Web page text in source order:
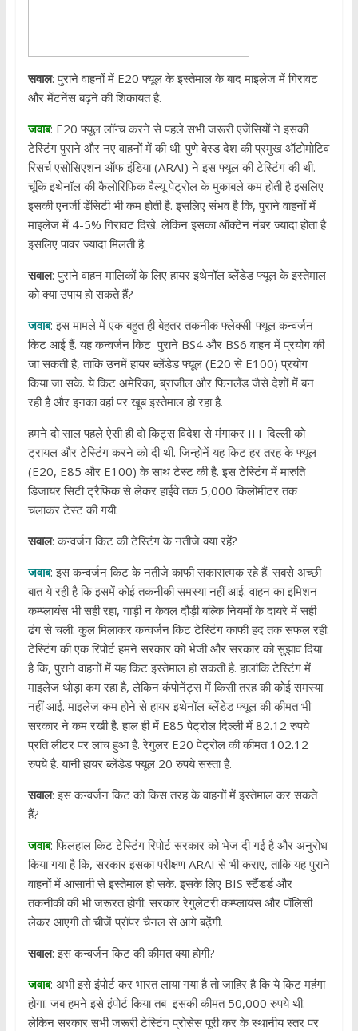
सवाल: पुराने वाहनों में E20 फ्यूल के इस्तेमाल के बाद माइलेज में गिरावट
और मेंटनेंस बढ़ने की शिकायत है.
जवाब: E20 फ्यूल लॉन्च करने से पहले सभी जरूरी एजेंसियों ने इसकी
टेस्टिंग पुराने और नए वाहनों में की थी. पुणे बेस्ड देश की प्रमुख ऑटोमोटिव
रिसर्च एसोसिएशन ऑफ इंडिया (ARAI) ने इस फ्यूल की टेस्टिंग की थी.
चूंकि इथेनॉल की कैलोरिफिक वैल्यू पेट्रोल के मुकाबले कम होती है इसलिए
इसकी एनर्जी डेंसिटी भी कम होती है. इसलिए संभव है कि, पुराने वाहनों में
माइलेज में 4-5% गिरावट दिखे. लेकिन इसका ऑक्टेन नंबर ज्यादा होता है
इसलिए पावर ज्यादा मिलती है.
सवाल: पुराने वाहन मालिकों के लिए हायर इथेनॉल ब्लेंडेड फ्यूल के इस्तेमाल
को क्या उपाय हो सकते हैं?
जवाब: इस मामले में एक बहुत ही बेहतर तकनीक फ्लेक्सी-फ्यूल कन्वर्जन
किट आई हैं. यह कन्वर्जन किट पुराने BS4 और BS6 वाहन में प्रयोग की
जा सकती है, ताकि उनमें हायर ब्लेंडेड फ्यूल (E20 से E100) प्रयोग
किया जा सके. ये किट अमेरिका, ब्राजील और फिनलैंड जैसे देशों में बन
रही है और इनका वहां पर खूब इस्तेमाल हो रहा है.
हमने दो साल पहले ऐसी ही दो किट्स विदेश से मंगाकर IIT दिल्ली को
ट्रायल और टेस्टिंग करने को दी थी. जिन्होनें यह किट हर तरह के फ्यूल
(E20, E85 और E100) के साथ टेस्ट की है. इस टेस्टिंग में मारुति
डिजायर सिटी ट्रैफिक से लेकर हाईवे तक 5,000 किलोमीटर तक
चलाकर टेस्ट की गयी.
सवाल: कन्वर्जन किट की टेस्टिंग के नतीजे क्या रहें?
जवाब: इस कन्वर्जन किट के नतीजे काफी सकारात्मक रहे हैं. सबसे अच्छी
बात ये रही है कि इसमें कोई तकनीकी समस्या नहीं आई. वाहन का इमिशन
कम्प्लायंस भी सही रहा, गाड़ी न केवल दौड़ी बल्कि नियमों के दायरे में सही
ढंग से चली. कुल मिलाकर कन्वर्जन किट टेस्टिंग काफी हद तक सफल रही.
टेस्टिंग की एक रिपोर्ट हमने सरकार को भेजी और सरकार को सुझाव दिया
है कि, पुराने वाहनों में यह किट इस्तेमाल हो सकती है. हालांकि टेस्टिंग में
माइलेज थोड़ा कम रहा है, लेकिन कंपोनेंट्स में किसी तरह की कोई समस्या
नहीं आई. माइलेज कम होने से हायर इथेनॉल ब्लेंडेड फ्यूल की कीमत भी
सरकार ने कम रखी है. हाल ही में E85 पेट्रोल दिल्ली में 82.12 रुपये
प्रति लीटर पर लांच हुआ है. रेगुलर E20 पेट्रोल की कीमत 102.12
रुपये है. यानी हायर ब्लेंडेड फ्यूल 20 रुपये सस्ता है.
सवाल: इस कन्वर्जन किट को किस तरह के वाहनों में इस्तेमाल कर सकते
हैं?
जवाब: फिलहाल किट टेस्टिंग रिपोर्ट सरकार को भेज दी गई है और अनुरोध
किया गया है कि, सरकार इसका परीक्षण ARAI से भी कराए, ताकि यह पुराने
वाहनों में आसानी से इस्तेमाल हो सके. इसके लिए BIS स्टैंडर्ड और
तकनीकी की भी जरूरत होगी. सरकार रेगुलेटरी कम्प्लायंस और पॉलिसी
लेकर आएगी तो चीजें प्रॉपर चैनल से आगे बढ़ेंगी.
सवाल: इस कन्वर्जन किट की कीमत क्या होगी?
जवाब: अभी इसे इंपोर्ट कर भारत लाया गया है तो जाहिर है कि ये किट महंगा
होगा. जब हमने इसे इंपोर्ट किया तब इसकी कीमत 50,000 रुपये थी.
लेकिन सरकार सभी जरूरी टेस्टिंग प्रोसेस पूरी कर के स्थानीय स्तर पर